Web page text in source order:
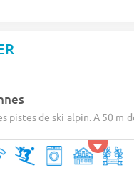
pistes de ski alpin. A 50 m